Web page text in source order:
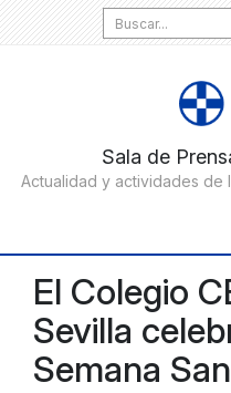
Search
for:
El Colegio
Sevilla
Semana